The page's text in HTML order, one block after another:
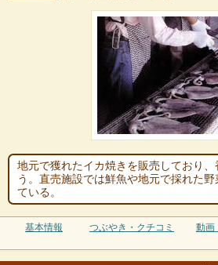
地元で獲れたイカ焼きを販売しており、
う。直売施設では鮮魚や地元で採れた
ている。
基本情報 つぶやき・クチコミ 動画